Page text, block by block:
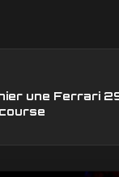
une Ferrari